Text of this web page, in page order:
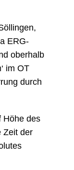
ERG-
oberhalb
im OT
durch
Höhe des
Zeit der